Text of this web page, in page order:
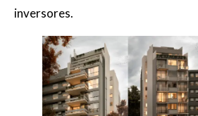
inversores.